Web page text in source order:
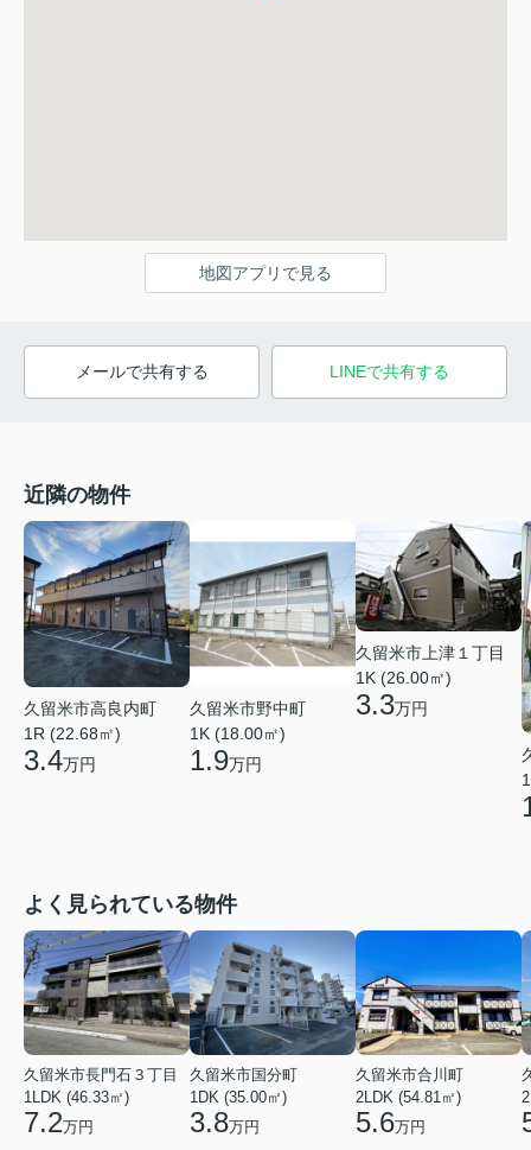
地図アプリで見る
メールで共有する LINEで共有する
近隣の物件
久留米市高良内町
1R (22.68㎡)
3.4万円
久留米市野中町
1K (18.00㎡)
1.9万円
久留米市上津１丁目
1K (26.00㎡)
3.3万円
よく見られている物件
久留米市長門石３丁目
1LDK (46.33㎡)
7.2万円
久留米市国分町
1DK (35.00㎡)
3.8万円
久留米市合川町
2LDK (54.81㎡)
5.6万円